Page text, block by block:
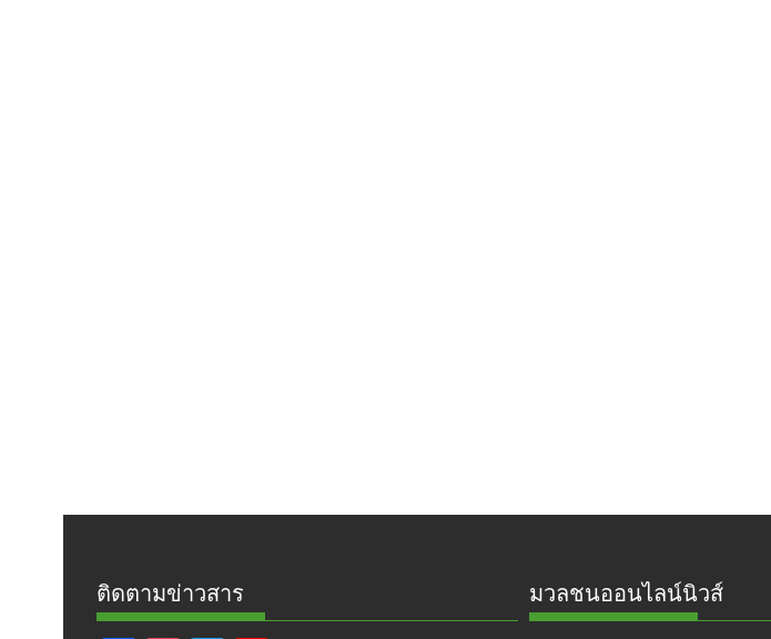
ติดตามข่าวสาร มวลชนออนไลน์นิวส์